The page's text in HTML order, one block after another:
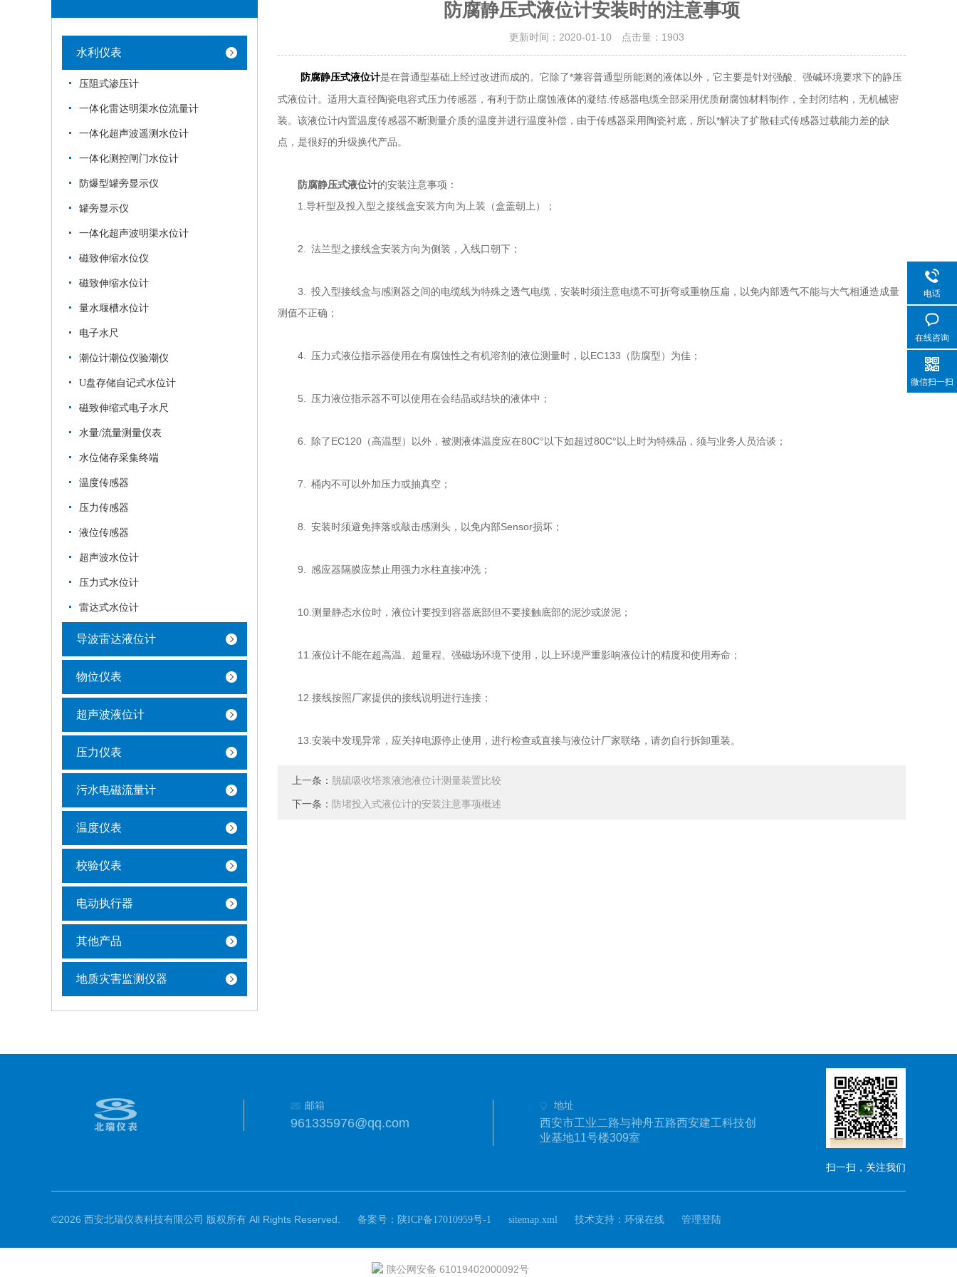
水利仪表
压阻式渗压计
一体化雷达明渠水位流量计
一体化超声波遥测水位计
一体化测控闸门水位计
防爆型罐旁显示仪
罐旁显示仪
一体化超声波明渠水位计
磁致伸缩水位仪
磁致伸缩水位计
量水堰槽水位计
电子水尺
潮位计潮位仪验潮仪
U盘存储自记式水位计
磁致伸缩式电子水尺
水量/流量测量仪表
水位储存采集终端
温度传感器
压力传感器
液位传感器
超声波水位计
压力式水位计
雷达式水位计
导波雷达液位计
物位仪表
超声波液位计
压力仪表
污水电磁流量计
温度仪表
校验仪表
电动执行器
其他产品
地质灾害监测仪器
防腐静压式液位计安装时的注意事项
更新时间：2020-01-10 点击量： 1903
防腐静压式液位计是在普通型基础上经过改进而成的。它除了*兼容普通型所能测的液体以外，它主要是针对强酸、强碱环境要求下的静压
式液位计。适用大直径陶瓷电容式压力传感器，有利于防止腐蚀液体的凝结.传感器电缆全部采用优质耐腐蚀材料制作，全封闭结构，无机械密
装。该液位计内置温度传感器不断测量介质的温度并进行温度补偿，由于传感器采用陶瓷衬底，所以*解决了扩散硅式传感器过载能力差的缺
点，是很好的升级换代产品。
防腐静压式液位计的安装注意事项：
1.导杆型及投入型之接线盒安装方向为上装（盒盖朝上）；
2. 法兰型之接线盒安装方向为侧装，入线口朝下；
3. 投入型接线盒与感测器之间的电缆线为特殊之透气电缆，安装时须注意电缆不可折弯或重物压扁，以免内部透气不能与大气相通造成量
测值不正确；
4. 压力式液位指示器使用在有腐蚀性之有机溶剂的液位测量时，以EC133（防腐型）为佳；
5. 压力液位指示器不可以使用在会结晶或结块的液体中；
6. 除了EC120（高温型）以外，被测液体温度应在80C°以下如超过80C°以上时为特殊品，须与业务人员洽谈；
7. 桶内不可以外加压力或抽真空；
8. 安装时须避免摔落或敲击感测头，以免内部Sensor损坏；
9. 感应器隔膜应禁止用强力水柱直接冲洗；
10.测量静态水位时，液位计要投到容器底部但不要接触底部的泥沙或淤泥；
11.液位计不能在超高温、超量程、强磁场环境下使用，以上环境严重影响液位计的精度和使用寿命；
12.接线按照厂家提供的接线说明进行连接；
13.安装中发现异常，应关掉电源停止使用，进行检查或直接与液位计厂家联络，请勿自行拆卸重装。
上一条： 脱硫吸收塔浆液池液位计测量装置比较
下一条： 防堵投入式液位计的安装注意事项概述
邮箱
961335976@qq.com
地址
西安市工业二路与神舟五路西安建工科技创
业基地11号楼309室
扫一扫，关注我们
©2026 西安北瑞仪表科技有限公司 版权所有 All Rights Reserved. 备案号： 陕ICP备17010959号-1 sitemap.xml 技术支持： 环保在线 管理登陆
电话
在线咨询
微信扫一扫
陕公网安备 61019402000092号